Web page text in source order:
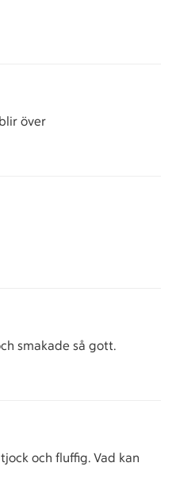
över
smakade så gott.
och fluffig. Vad kan